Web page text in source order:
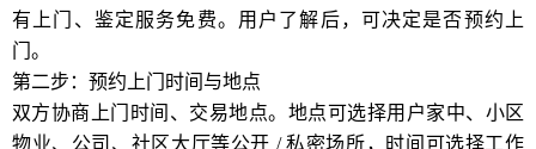
有上门、鉴定服务免费。用户了解后，可决定是否预约上
门。
第二步：预约上门时间与地点
双方协商上门时间、交易地点。地点可选择用户家中、小区
物业、公司、社区大厅等公开 / 私密场所，时间可选择工作